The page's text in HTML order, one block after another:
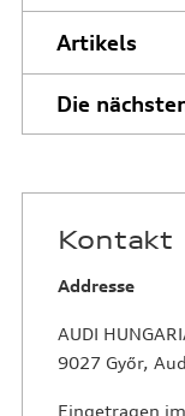
Artikels
Die
Kontakt
Addresse
AUDI
9027 Győr,
Eingetragen